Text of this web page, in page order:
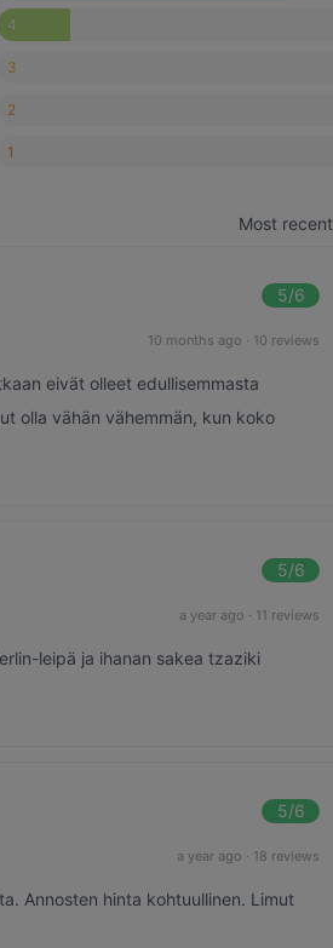
4
3
2
1
Most recent
5/6
10 months ago · 10 reviews
eivät olleet edullisemmasta
olla vähän vähemmän, kun koko
5/6
a year ago · 11 reviews
leipä ja ihanan sakea tzaziki
5/6
a year ago · 18 reviews
Annosten hinta kohtuullinen. Limut